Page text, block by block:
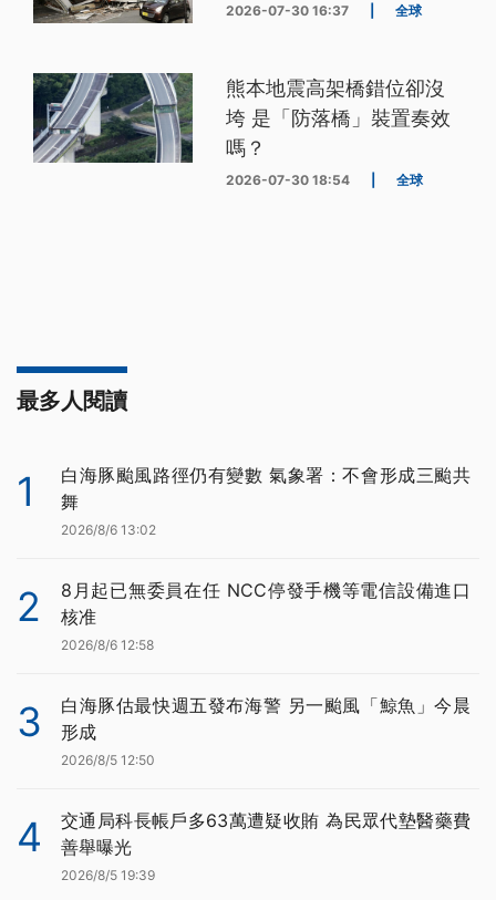
2026-07-30 16:37 全球
熊本地震高架橋錯位卻沒
垮 是「防落橋」裝置奏效
嗎？
2026-07-30 18:54 全球
最多人閱讀
1
白海豚颱風路徑仍有變數 氣象署：不會形成三颱共
舞
2026/8/6 13:02
2
8月起已無委員在任 NCC停發手機等電信設備進口
核准
2026/8/6 12:58
3
白海豚估最快週五發布海警 另一颱風「鯨魚」今晨
形成
2026/8/5 12:50
4
交通局科長帳戶多63萬遭疑收賄 為民眾代墊醫藥費
善舉曝光
2026/8/5 19:39